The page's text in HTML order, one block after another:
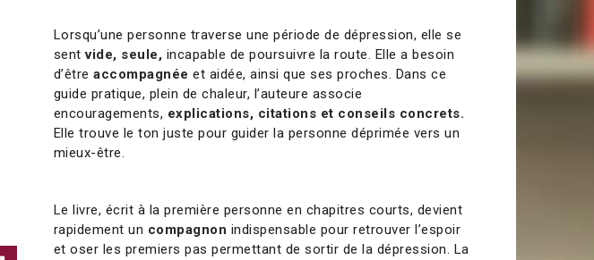
Lorsqu’une personne traverse une période de dépression, elle se
sentvide, seule, incapable de poursuivre la route. Elle a besoin
d’êtreaccompagnée et aidée, ainsi que ses proches. Dans ce
guide pratique, plein de chaleur, l’auteure associe
encouragements, explications, citations et conseils concrets.
Elle trouve le ton juste pour guider la personne déprimée vers un
mieux-être.
Le livre, écrit à la première personne en chapitres courts, devient
rapidement un compagnon indispensable pour retrouver l’espoir
et oser les premiers pas permettant de sortir de la dépression. La